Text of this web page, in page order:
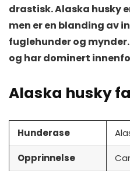
drastisk. Alaska husky
men er en blanding av
fuglehunder og
og har dominert
Alaska husky
Hunderase
Opprinnelse